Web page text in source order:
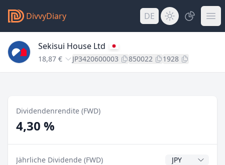
DivvyDiary DE
Sekisui House Ltd
18,87 € JP3420600003 850022 1928
Dividendenrendite (FWD)
4,30 %
Jährliche Dividende (FWD)